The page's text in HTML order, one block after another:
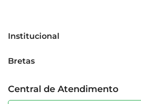
Institucional
Grupo Cencosud
Sobre privacidade
Bretas
Produtos Bretas
Central de Atendimento